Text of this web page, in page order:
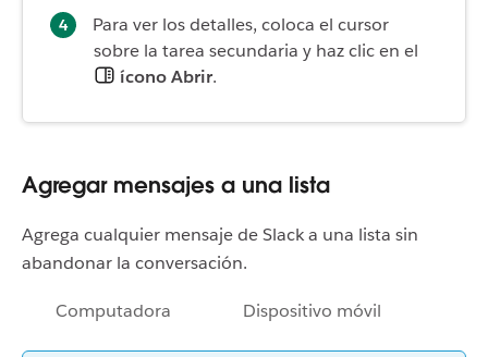
Para ver los detalles, coloca el cursor
sobre la tarea secundaria y haz clic en el
ícono Abrir.
Agregar mensajes a una lista
Agrega cualquier mensaje de Slack a una lista sin
abandonar la conversación.
Computadora Dispositivo móvil